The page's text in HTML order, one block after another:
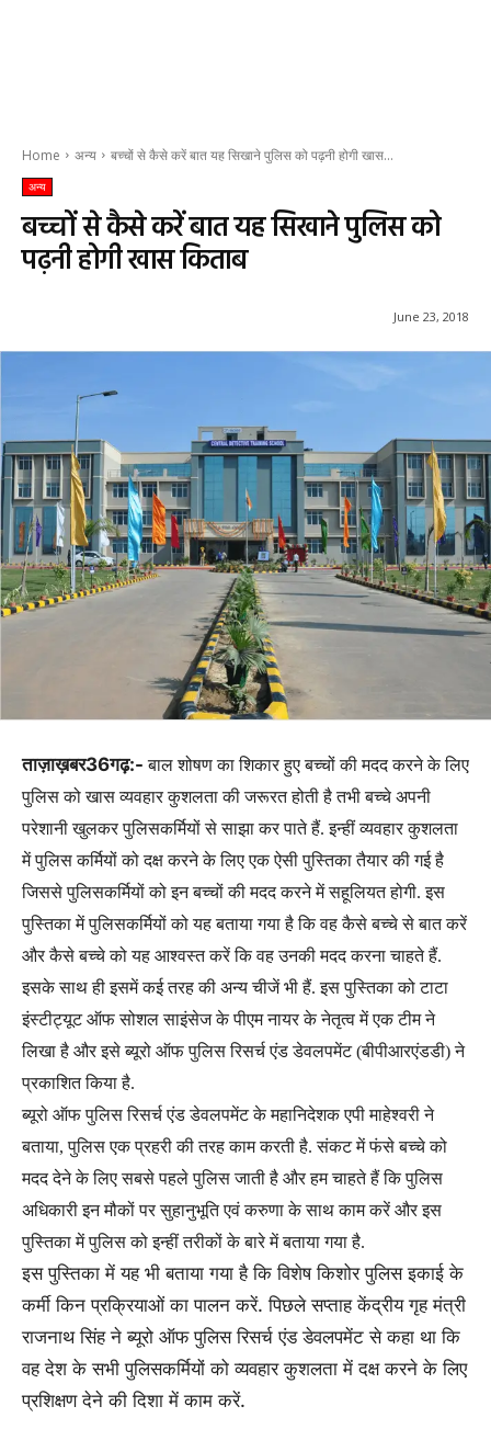
Home अन्य बच्चों से कैसे करें बात यह सिखाने पुलिस को पढ़नी होगी खास...
अन्य
बच्चों से कैसे करें बात यह सिखाने पुलिस को
पढ़नी होगी खास किताब
June 23, 2018
ताज़ाख़बर36गढ़:- बाल शोषण का शिकार हुए बच्चों की मदद करने के लिए
पुलिस को खास व्यवहार कुशलता की जरूरत होती है तभी बच्चे अपनी
परेशानी खुलकर पुलिसकर्मियों से साझा कर पाते हैं. इन्हीं व्यवहार कुशलता
में पुलिस कर्मियों को दक्ष करने के लिए एक ऐसी पुस्तिका तैयार की गई है
जिससे पुलिसकर्मियों को इन बच्चों की मदद करने में सहूलियत होगी. इस
पुस्तिका में पुलिसकर्मियों को यह बताया गया है कि वह कैसे बच्चे से बात करें
और कैसे बच्चे को यह आश्वस्त करें कि वह उनकी मदद करना चाहते हैं.
इसके साथ ही इसमें कई तरह की अन्य चीजें भी हैं. इस पुस्तिका को टाटा
इंस्टीट्यूट ऑफ सोशल साइंसेज के पीएम नायर के नेतृत्व में एक टीम ने
लिखा है और इसे ब्यूरो ऑफ पुलिस रिसर्च एंड डेवलपमेंट (बीपीआरएंडडी) ने
प्रकाशित किया है.
ब्यूरो ऑफ पुलिस रिसर्च एंड डेवलपमेंट के महानिदेशक एपी माहेश्वरी ने
बताया, पुलिस एक प्रहरी की तरह काम करती है. संकट में फंसे बच्चे को
मदद देने के लिए सबसे पहले पुलिस जाती है और हम चाहते हैं कि पुलिस
अधिकारी इन मौकों पर सुहानुभूति एवं करुणा के साथ काम करें और इस
पुस्तिका में पुलिस को इन्हीं तरीकों के बारे में बताया गया है.
इस पुस्तिका में यह भी बताया गया है कि विशेष किशोर पुलिस इकाई के
कर्मी किन प्रक्रियाओं का पालन करें. पिछले सप्ताह केंद्रीय गृह मंत्री
राजनाथ सिंह ने ब्यूरो ऑफ पुलिस रिसर्च एंड डेवलपमेंट से कहा था कि
वह देश के सभी पुलिसकर्मियों को व्यवहार कुशलता में दक्ष करने के लिए
प्रशिक्षण देने की दिशा में काम करें.